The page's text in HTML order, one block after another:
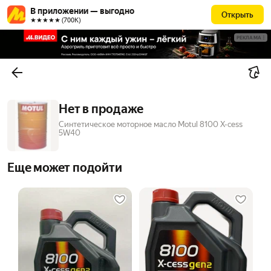
В приложении — выгодно
★★★★★ (700К)
Открыть
РЕКЛАМА
Нет в продаже
Синтетическое моторное масло Motul 8100 X-cess
5W40
Еще может подойти